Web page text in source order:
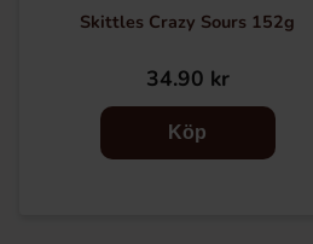
Skittles Crazy Sours 152g
34.90 kr
Köp